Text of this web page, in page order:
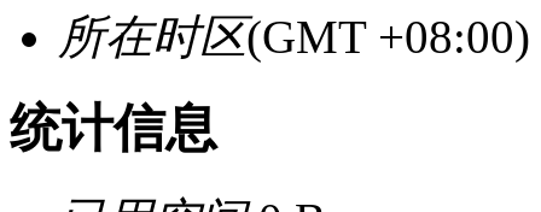
所在时区(GMT
统计信息